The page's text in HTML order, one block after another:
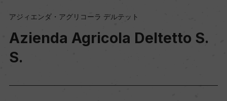
アジィエンダ・アグリコーラ デルテット
Azienda Agricola Deltetto S.
S.